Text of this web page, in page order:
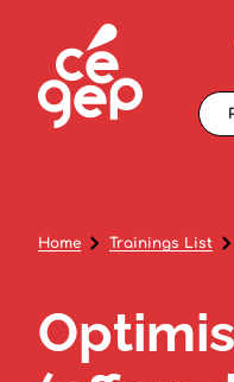
Home Trainings List